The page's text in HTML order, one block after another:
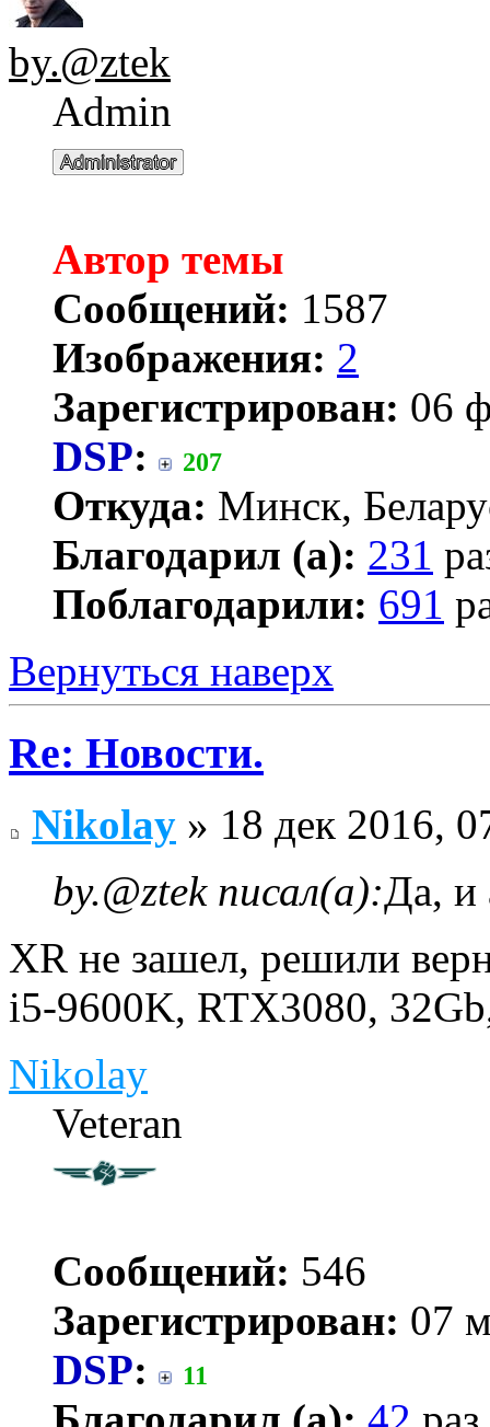
by.@ztek
Admin
Автор темы
Сообщений: 1587
Изображения: 2
Зарегистрирован: 06
DSP: 207
Откуда: Минск,
Благодарил (а): 231
Поблагодарили: 691
Вернуться наверх
Re: Новости.
Nikolay » 18 дек 2016,
by.@ztek писал(а):Да, и
XR не зашел, решили
i5-9600K, RTX3080,
Nikolay
Veteran
Сообщений: 546
Зарегистрирован: 07
DSP: 11